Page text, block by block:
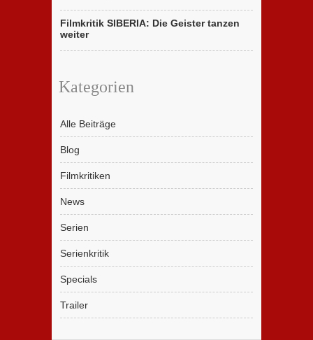
Filmkritik SIBERIA: Die Geister tanzen
weiter
Kategorien
Alle Beiträge
Blog
Filmkritiken
News
Serien
Serienkritik
Specials
Trailer